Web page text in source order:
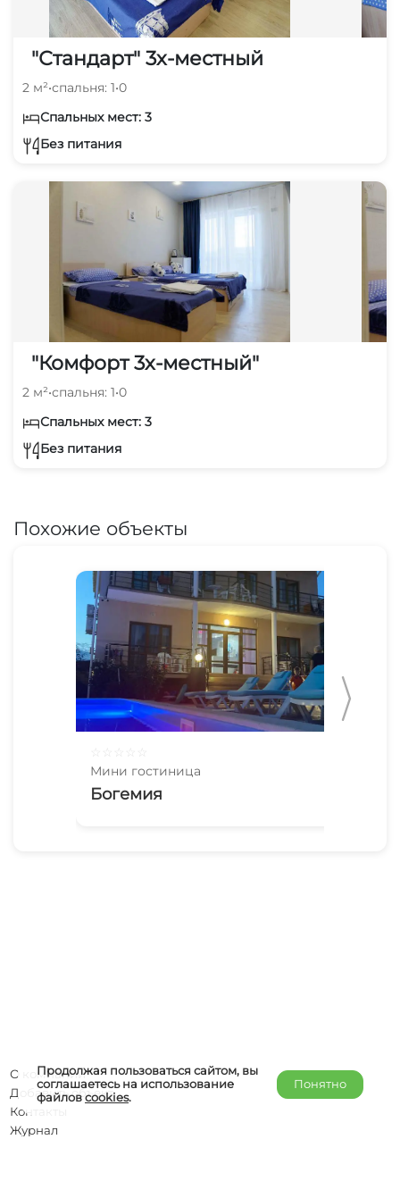
"Стандарт" 3х-местный
2 м²•спальня: 1•0
Спальных мест: 3
Без питания
"Комфорт 3х-местный"
2 м²•спальня: 1•0
Спальных мест: 3
Без питания
Похожие объекты
Мини гостиница
Богемия
Продолжая пользоваться сайтом, вы
соглашаетесь на использование
файловcookies.
Понятно
О компании
Добавить объект
Контакты
Журнал